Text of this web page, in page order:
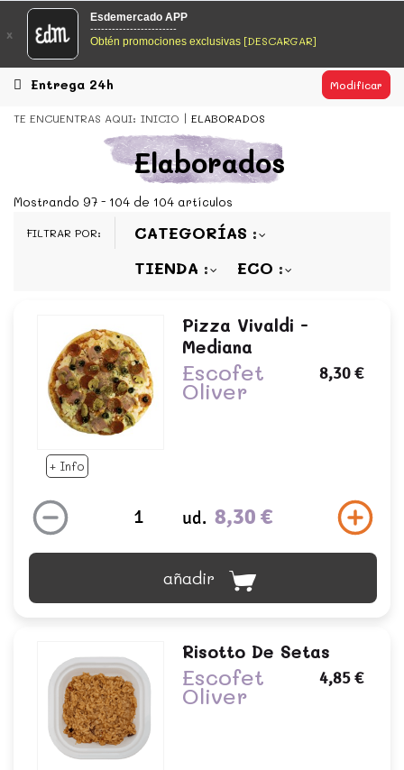
EsDeMercado.com
EsDeMercado.com
los mejores mercados de Barcelona y de productores
locales.
EsDeMercado.com
te lleva a casa los mejores productos de
los mejores mercados de Barcelona y de productores
x
Esdemercado APP
------------------------
Obtén promociones exclusivas [DESCARGAR]
Entrega 24h Modificar
TE ENCUENTRAS AQUI: INICIO ELABORADOS
Elaborados
Mostrando 97 - 104 de 104 artículos
FILTRAR POR:
CATEGORÍAS
TIENDA
ECO
+ Info
Pizza Vivaldi -
Mediana
Escofet
Oliver
8,30 €
ud. 8,30 €
añadir
Risotto De Setas
Escofet
Oliver
4,85 €